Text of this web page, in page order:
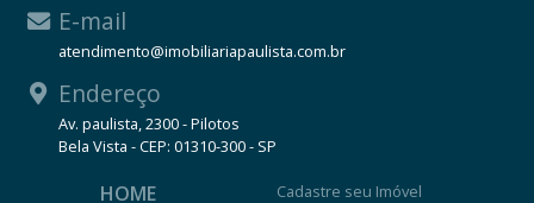
E-mail
atendimento@imobiliariapaulista.com.br
Endereço
Av. paulista, 2300 - Pilotos
Bela Vista - CEP: 01310-300 - SP
HOME Cadastre seu Imóvel